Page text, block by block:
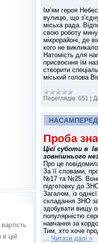
Ім’ям героя
вулицю, що
міська рада.
свою роботу
мікрорайоні, де
кого не
Натомість для
присвоєння їм
створити
міський голова
Переглядів: 651
НАСАМПЕРЕД
Проба
Цієї суботи в
зовнішнього
Про це
За її словами,
№17 та №25. Воно
підготовку до
Загалом, із
складання ЗНО
здобувати вищу
популярністю
навчання за
Тим, хто хоче
... Читати далі »